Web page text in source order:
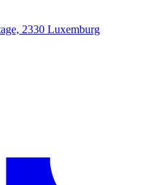
2330 Luxemburg